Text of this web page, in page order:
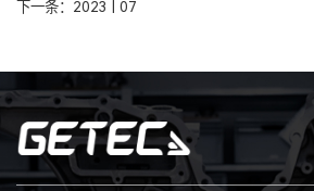
下一条： 2023 | 07